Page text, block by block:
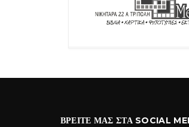
ΒΡΕΊΤΕ ΜΑΣ ΣΤΑ SOCIAL